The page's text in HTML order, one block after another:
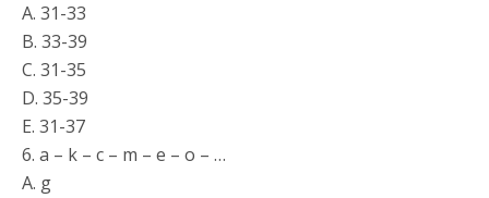
A. 31-33
B. 33-39
C. 31-35
D. 35-39
E. 31-37
6. a – k – c – m – e – o – …
A. g